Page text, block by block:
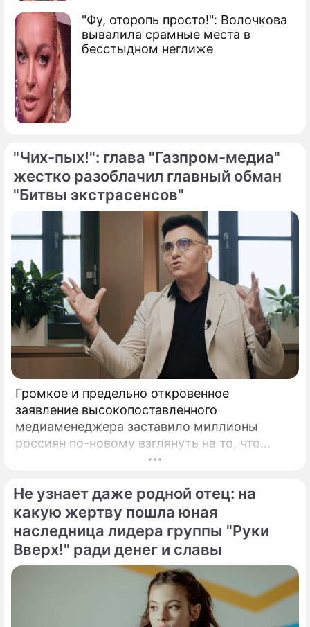
"Фу, оторопь просто!": Волочкова
вывалила срамные места в
бесстыдном неглиже
"Чих-пых!": глава "Газпром-медиа"
жестко разоблачил главный обман
"Битвы экстрасенсов"
Громкое и предельно откровенное
заявление высокопоставленного
медиаменеджера заставило миллионы
россиян по-новому взглянуть на то, что
годами происходит на экране главного
Генеральный директор мощнейшего
холдинга "Газпром-медиа" Александр Жаров
решился на неожидаемый и крайне острый
демарш.
Не узнает даже родной отец: на
какую жертву пошла юная
наследница лидера группы "Руки
Вверх!" ради денег и славы